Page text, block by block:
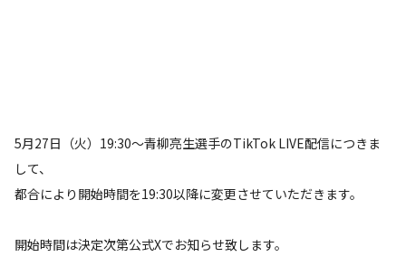
5月27日（火）19:30～青柳亮生選手のTikTok LIVE配信につきま
して、
都合により開始時間を19:30以降に変更させていただきます。
開始時間は決定次第公式Xでお知らせ致します。